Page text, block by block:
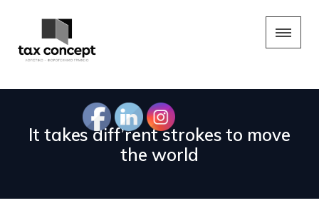
It takes diff’rent strokes to move
the world